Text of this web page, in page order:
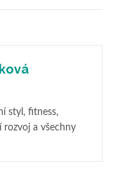
styl, fitness,
rozvoj a všechny